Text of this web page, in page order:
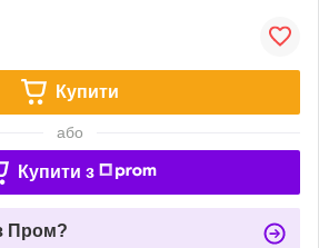
Купити
або
Купити з
Пром?